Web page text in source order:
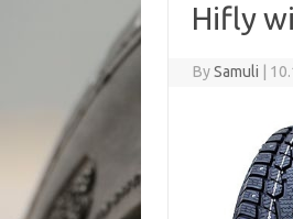
Hifly
BySamuli